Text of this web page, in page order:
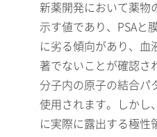
新薬開発において薬物
示す値であり、PSAと
に劣る傾向があり、血
著でないことが確認さ
分子内の原子の結合パ
使用されます。しかし
に実際に露出する極性